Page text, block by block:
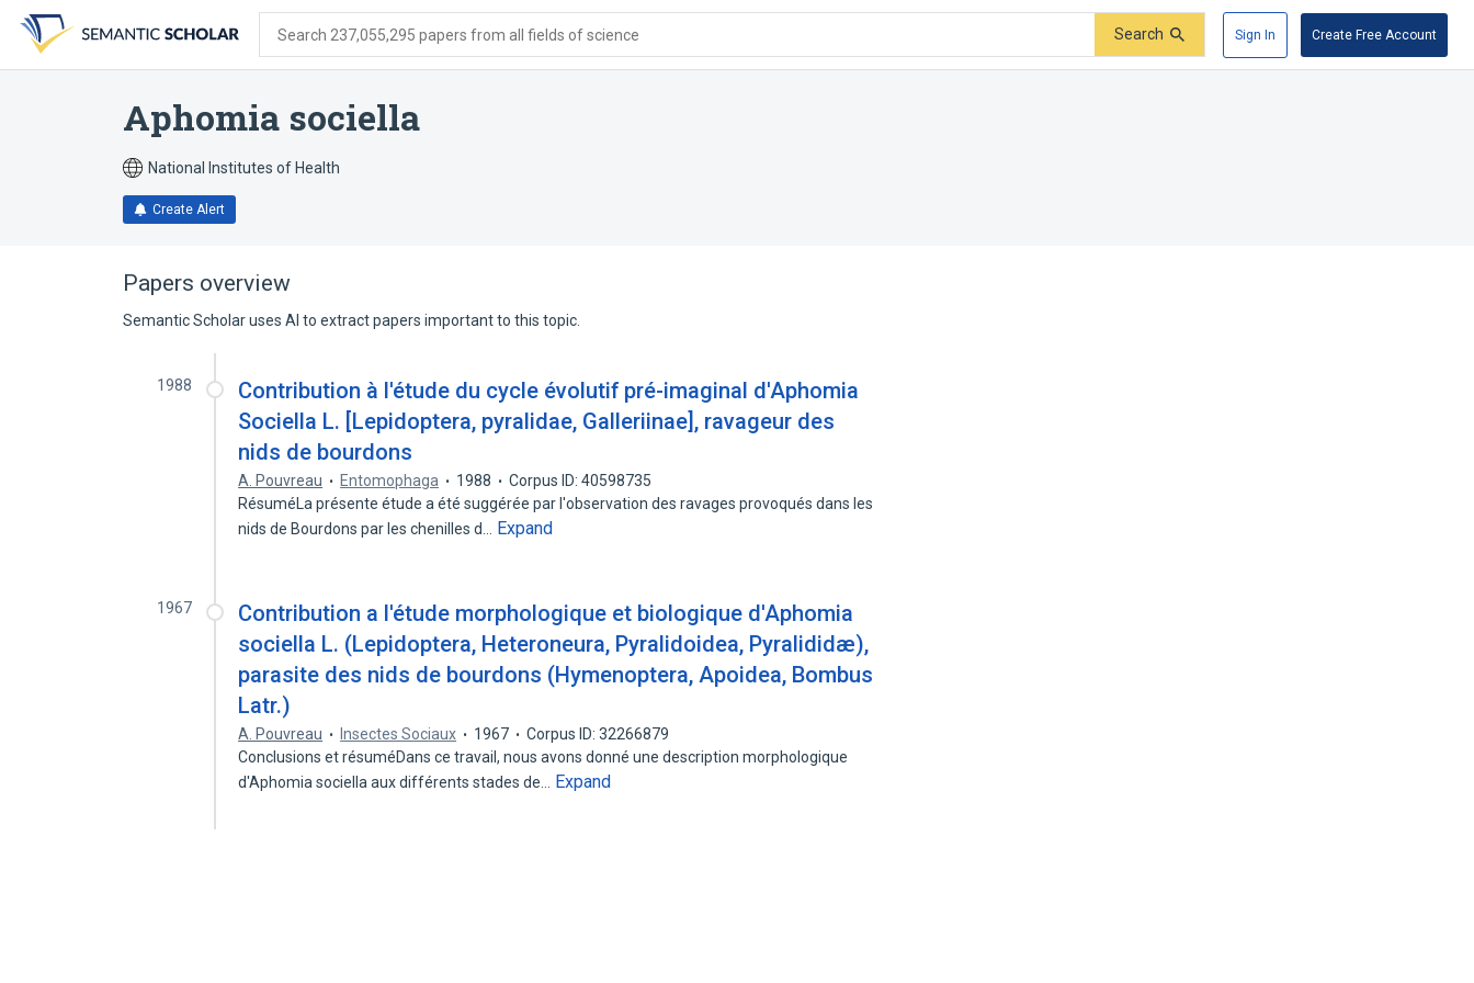
search
form
content
account
menu
Search 237,055,295 papers from all fields of science Search Sign In Create Free Account
Aphomia sociella
National Institutes of Health
Create Alert
Papers overview
Semantic Scholar uses AI to extract papers important to this topic.
1988
Contribution à l'étude du cycle évolutif pré-imaginal d'Aphomia
Sociella L. [Lepidoptera, pyralidae, Galleriinae], ravageur des
nids de bourdons
A. Pouvreau Entomophaga 1988
Corpus ID: 40598735
RésuméLa présente étude a été suggérée par l'observation des ravages provoqués dans les
nids de Bourdons par les chenilles d…
Expand
1967
Contribution a l'étude morphologique et biologique d'Aphomia
sociella L. (Lepidoptera, Heteroneura, Pyralidoidea, Pyralididæ),
parasite des nids de bourdons (Hymenoptera, Apoidea, Bombus
Latr.)
A. Pouvreau Insectes Sociaux 1967
Corpus ID: 32266879
Conclusions et résuméDans ce travail, nous avons donné une description morphologique
d'Aphomia sociella aux différents stades de…
Expand